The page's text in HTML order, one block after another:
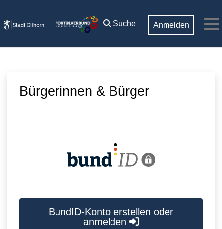
Suche
Anmelden
Bürgerinnen & Bürger
BundID-Konto erstellen oder
anmelden